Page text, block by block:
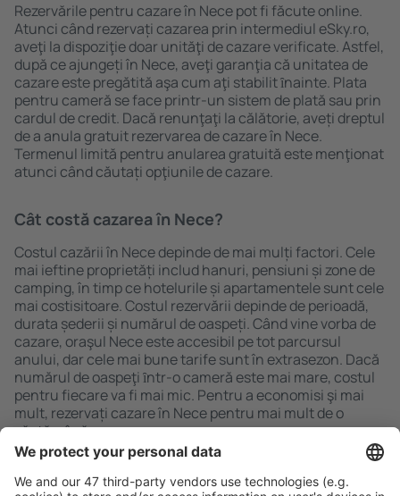
Rezervările pentru cazare în Nece pot fi făcute online.
Atunci când rezervați cazarea prin intermediul eSky.ro,
aveţi la dispoziţie doar unităţi de cazare verificate. Astfel,
după ce ajungeți în Nece, aveţi garanţia că unitatea de
cazare este pregătită aşa cum aţi stabilit ȋnainte. Plata
pentru cameră se face printr-un sistem de plată sau prin
cardul de credit. Dacă renunţaţi la călătorie, aveți dreptul
de a anula gratuit rezervarea de cazare în Nece.
Termenul limită pentru anularea gratuită este menţionat
atunci când căutați opţiunile de cazare.
Cât costă cazarea în Nece?
Costul cazării în Nece depinde de mai mulți factori. Cele
mai ieftine proprietăți includ hanuri, pensiuni și zone de
camping, în timp ce hotelurile și apartamentele sunt cele
mai costisitoare. Costul rezervării depinde de perioadă,
durata șederii și numărul de oaspeți. Când vine vorba de
cazare, oraşul Nece este accesibil pe tot parcursul
anului, dar cele mai bune tarife sunt în extrasezon. Dacă
numărul de oaspeţi ȋntr-o cameră este mai mare, costul
pentru fiecare va fi mai mic. Pentru a economisi şi mai
mult, rezervați cazare în Nece pentru mai mult de o
săptămână.